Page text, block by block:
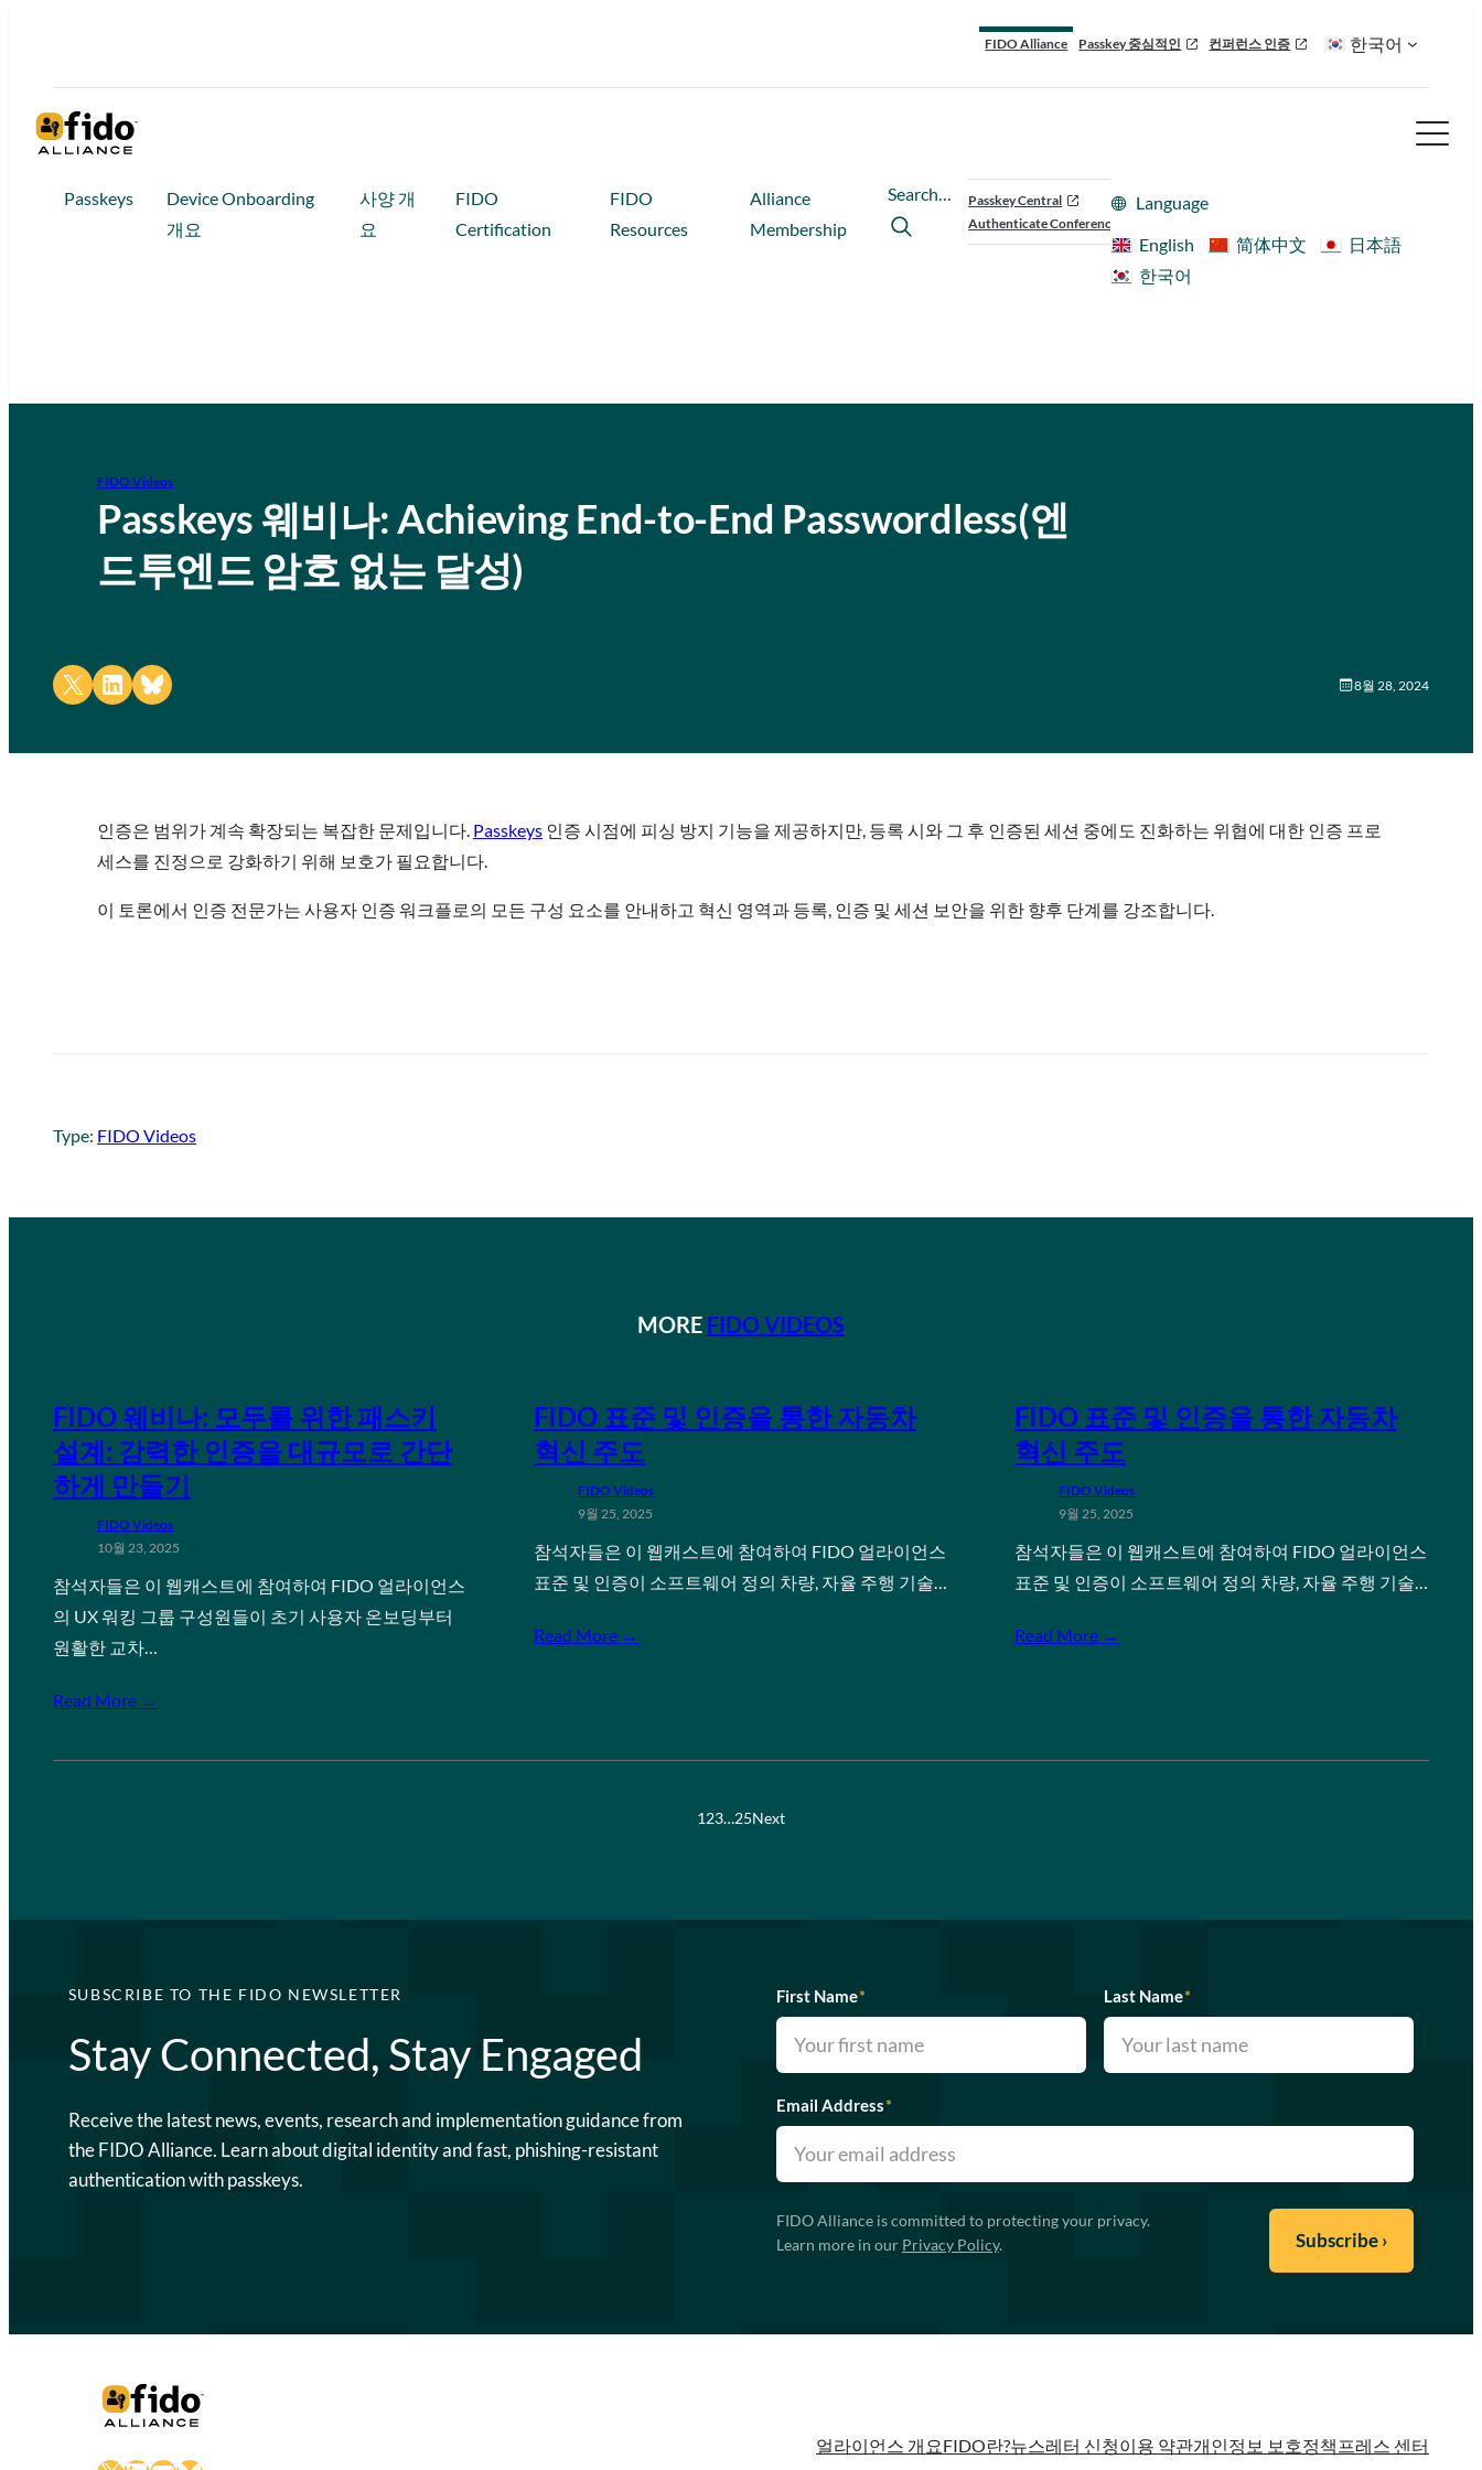
FIDO Alliance Passkey 중심적인 컨퍼런스 인증 한국어
Passkeys
Device Onboarding
개요
사양 개
요
FIDO
Certification
FIDO
Resources
Alliance
Membership
Search…
Passkey Central
Authenticate Conference
Language
English
简体中文
日本語
한국어
FIDO Videos
Passkeys 웨비나: Achieving End-to-End Passwordless(엔
드투엔드 암호 없는 달성)
Share on X Share on LinkedIn
Share on Bluesky 8월 28, 2024
인증은 범위가 계속 확장되는 복잡한 문제입니다. Passkeys 인증 시점에 피싱 방지 기능을 제공하지만, 등록 시와 그 후 인증된 세션 중에도 진화하는 위협에 대한 인증 프로
세스를 진정으로 강화하기 위해 보호가 필요합니다.
이 토론에서 인증 전문가는 사용자 인증 워크플로의 모든 구성 요소를 안내하고 혁신 영역과 등록, 인증 및 세션 보안을 위한 향후 단계를 강조합니다.
Type: FIDO Videos
MORE FIDO VIDEOS
FIDO 웨비나: 모두를 위한 패스키
설계: 강력한 인증을 대규모로 간단
하게 만들기
FIDO Videos
10월 23, 2025
참석자들은 이 웹캐스트에 참여하여 FIDO 얼라이언스
의 UX 워킹 그룹 구성원들이 초기 사용자 온보딩부터
원활한 교차…
Read More →
FIDO 표준 및 인증을 통한 자동차
혁신 주도
FIDO Videos
9월 25, 2025
참석자들은 이 웹캐스트에 참여하여 FIDO 얼라이언스
표준 및 인증이 소프트웨어 정의 차량, 자율 주행 기술…
Read More →
FIDO 표준 및 인증을 통한 자동차
혁신 주도
FIDO Videos
9월 25, 2025
참석자들은 이 웹캐스트에 참여하여 FIDO 얼라이언스
표준 및 인증이 소프트웨어 정의 차량, 자율 주행 기술…
Read More →
123…25Next
SUBSCRIBE TO THE FIDO NEWSLETTER
Stay Connected, Stay Engaged
Receive the latest news, events, research and implementation guidance from
the FIDO Alliance. Learn about digital identity and fast, phishing-resistant
authentication with passkeys.
First Name* Last Name*
Email Address*
FIDO Alliance is committed to protecting your privacy.
Learn more in our Privacy Policy.
얼라이언스 개요FIDO란?뉴스레터 신청이용 약관개인정보 보호정책 프레스 센터